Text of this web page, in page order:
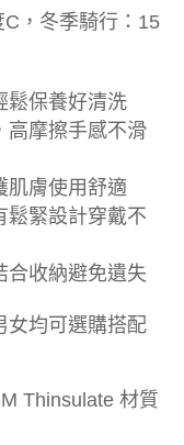
，冬季騎行：15
鬆保養好清洗
高摩擦手感不滑
肌膚使用舒適
鬆緊設計穿戴不
合收納避免遺失
女均可選購搭配
Thinsulate 材質